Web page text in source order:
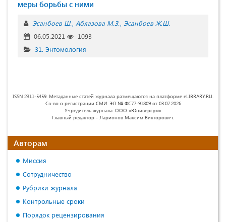
меры борьбы с ними
Эсанбоев Ш. Аблазова М.З. Эсанбоев Ж.Ш.
06.05.2021
1093
31. Энтомология
ISSN 2311-5459. Метаданные статей журнала размещаются на платформе eLIBRARY.RU.
Св-во о регистрации СМИ: ЭЛ № ФС77-91809 от 03.07.2026
Учредитель журнала: ООО «Юниверсум»
Главный редактор - Ларионов Максим Викторович.
Авторам
Миссия
Сотрудничество
Рубрики журнала
Контрольные сроки
Порядок рецензирования